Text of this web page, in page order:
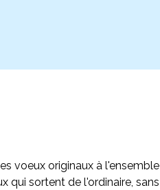
voeux originaux à
qui sortent de l'ordinaire,